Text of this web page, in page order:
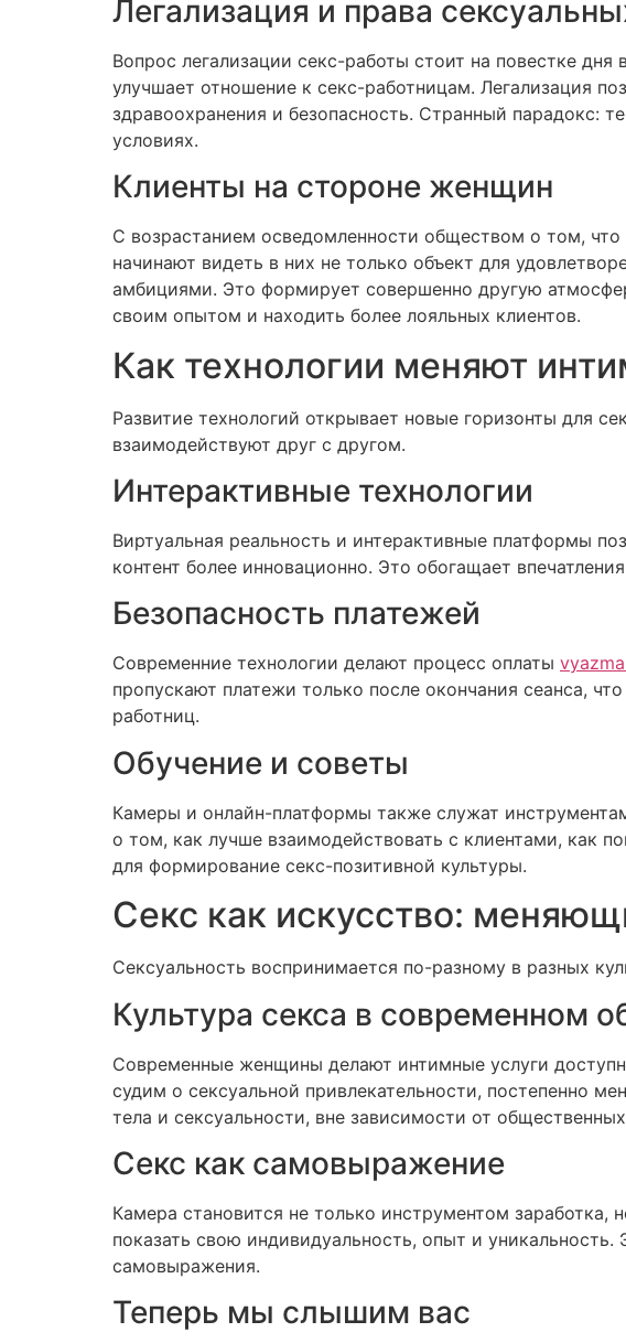
Легализация и права
Вопрос легализации секс-работы стоит на повестке
улучшает отношение к секс-работницам. Легализация
здравоохранения и безопасность. Странный парадокс:
условиях.
Клиенты на стороне женщин
С возрастанием осведомленности обществом о том,
начинают видеть в них не только объект для
амбициями. Это формирует совершенно другую
своим опытом и находить более лояльных клиентов.
Как технологии меняют
Развитие технологий открывает новые горизонты для
взаимодействуют друг с другом.
Интерактивные технологии
Виртуальная реальность и интерактивные платформы
контент более инновационно. Это обогащает
Безопасность платежей
Современние технологии делают процесс оплаты
пропускают платежи только после окончания сеанса,
работниц.
Обучение и советы
Камеры и онлайн-платформы также служат
о том, как лучше взаимодействовать с клиентами, как
для формирование секс-позитивной культуры.
Секс как искусство:
Сексуальность воспринимается по-разному в разных
Культура секса в современном
Современные женщины делают интимные услуги
судим о сексуальной привлекательности, постепенно
тела и сексуальности, вне зависимости от
Секс как самовыражение
Камера становится не только инструментом
показать свою индивидуальность, опыт и
самовыражения.
Теперь мы слышим вас